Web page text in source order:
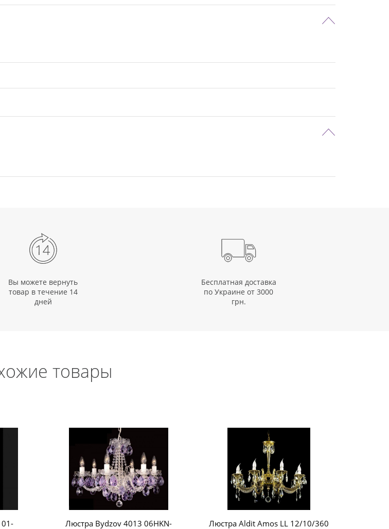
Вы можете вернуть
товар в течение 14
дней
Бесплатная доставка
по Украине от 3000
грн.
товары
Люстра Bydzov 4013 06HKN-
Люстра Aldit Amos LL 12/10/360